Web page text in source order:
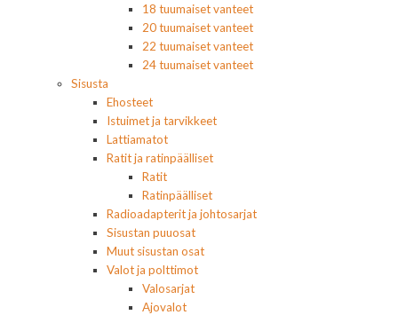
18 tuumaiset vanteet
20 tuumaiset vanteet
22 tuumaiset vanteet
24 tuumaiset vanteet
Sisusta
Ehosteet
Istuimet ja tarvikkeet
Lattiamatot
Ratit ja ratinpäälliset
Ratit
Ratinpäälliset
Radioadapterit ja johtosarjat
Sisustan puuosat
Muut sisustan osat
Valot ja polttimot
Valosarjat
Ajovalot